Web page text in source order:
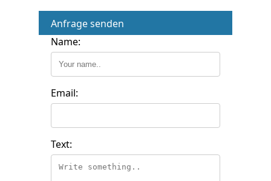
Anfrage senden
Name:
Email:
Text: